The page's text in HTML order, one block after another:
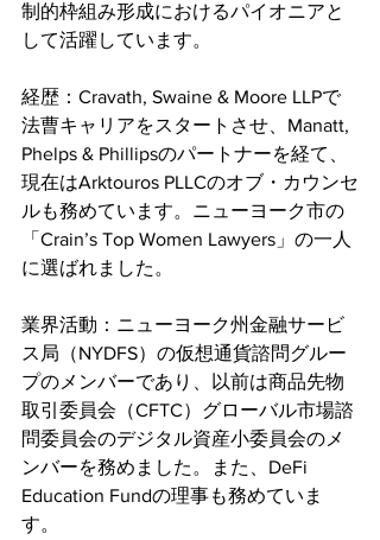
制的枠組み形成におけるパイオニアと
して活躍しています。
経歴：Cravath, Swaine & Moore LLPで
法曹キャリアをスタートさせ、Manatt,
Phelps & Phillipsのパートナーを経て、
現在はArktouros PLLCのオブ・カウンセ
ルも務めています。ニューヨーク市の
「Crain’s Top Women Lawyers」の一人
に選ばれました。
業界活動：ニューヨーク州金融サービ
ス局（NYDFS）の仮想通貨諮問グルー
プのメンバーであり、以前は商品先物
取引委員会（CFTC）グローバル市場諮
問委員会のデジタル資産小委員会のメ
ンバーを務めました。また、DeFi
Education Fundの理事も務めていま
す。